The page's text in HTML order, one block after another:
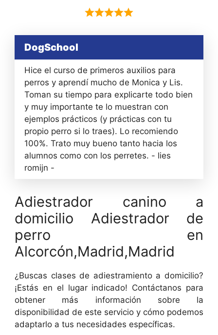
DogSchool
Hice el curso de primeros auxilios para
perros y aprendí mucho de Monica y Lis.
Toman su tiempo para explicarte todo bien
y muy importante te lo muestran con
ejemplos prácticos (y prácticas con tu
propio perro si lo traes). Lo recomiendo
100%. Trato muy bueno tanto hacia los
alumnos como con los perretes. - lies
romijn -
Adiestrador canino a
domicilio Adiestrador de
perro en
Alcorcón,Madrid,Madrid
¿Buscas clases de adiestramiento a domicilio?
¡Estás en el lugar indicado! Contáctanos para
obtener más información sobre la
disponibilidad de este servicio y cómo podemos
adaptarlo a tus necesidades específicas.